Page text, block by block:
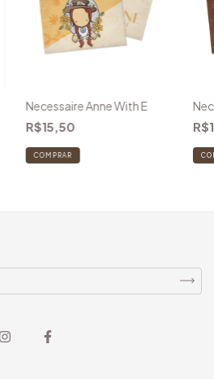
Necessaire Anne With E
R$15,50